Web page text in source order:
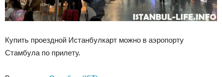
Купить проездной Истанбулкарт можно в аэропорту
Стамбула по прилету.